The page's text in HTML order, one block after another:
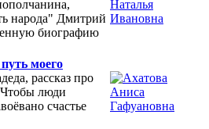
народа" Дмитрий
биографию
моего
рассказ про
Чтобы люди
счастье